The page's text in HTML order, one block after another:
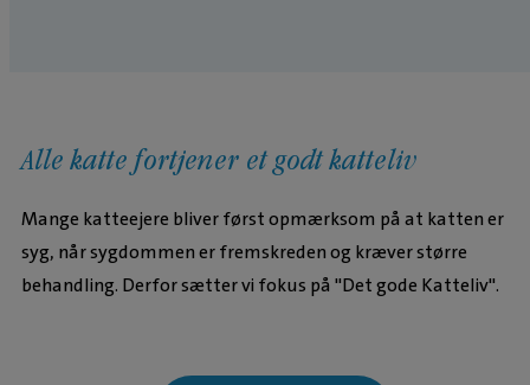
Alle katte fortjener et godt katteliv
Mange katteejere bliver først opmærksom på at katten er
syg, når sygdommen er fremskreden og kræver større
behandling. Derfor sætter vi fokus på "Det gode Katteliv".